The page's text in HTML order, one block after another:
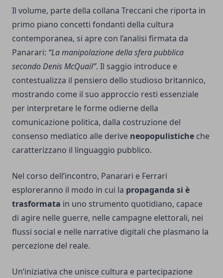
Il volume, parte della collana Treccani che riporta in
primo piano concetti fondanti della cultura
contemporanea, si apre con l’analisi firmata da
Panarari: “La manipolazione della sfera pubblica
secondo Denis McQuail”. Il saggio introduce e
contestualizza il pensiero dello studioso britannico,
mostrando come il suo approccio resti essenziale
per interpretare le forme odierne della
comunicazione politica, dalla costruzione del
consenso mediatico alle derive neopopulistiche che
caratterizzano il linguaggio pubblico.
Nel corso dell’incontro, Panarari e Ferrari
esploreranno il modo in cui la propaganda si è
trasformata in uno strumento quotidiano, capace
di agire nelle guerre, nelle campagne elettorali, nei
flussi social e nelle narrative digitali che plasmano la
percezione del reale.
Un’iniziativa che unisce cultura e partecipazione